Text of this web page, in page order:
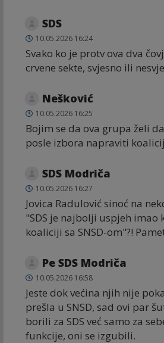
SDS
10.05.2026 16:24
Svako ko je protv ova dva
crvene sekte, svjesno ili
Nešković
10.05.2026 16:25
Bojim se da ova grupa želi
posle izbora napraviti
SDS Modriča
10.05.2026 16:27
Jovica Radulović sinoć na
"SDS je najbolji uspjeh imao
koaliciji sa SNSD-om"?!
Ре SDS Modriča
10.05.2026 16:58
Jeste dok većina njih nije
prešla u SNSD, sad ovi par
borili za SDS već samo za
funkcije, oni se izgubili.